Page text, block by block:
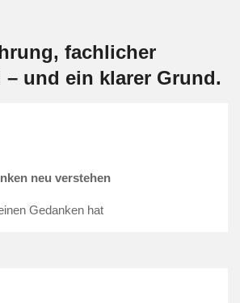
fachlicher
und ein klarer Grund.
neu verstehen
Gedanken hat